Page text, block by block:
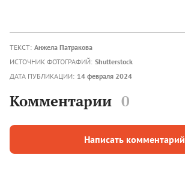
ТЕКСТ: Анжела Патракова
ИСТОЧНИК ФОТОГРАФИЙ: Shutterstock
ДАТА ПУБЛИКАЦИИ: 14 февраля 2024
Комментарии 0
Написать комментарий